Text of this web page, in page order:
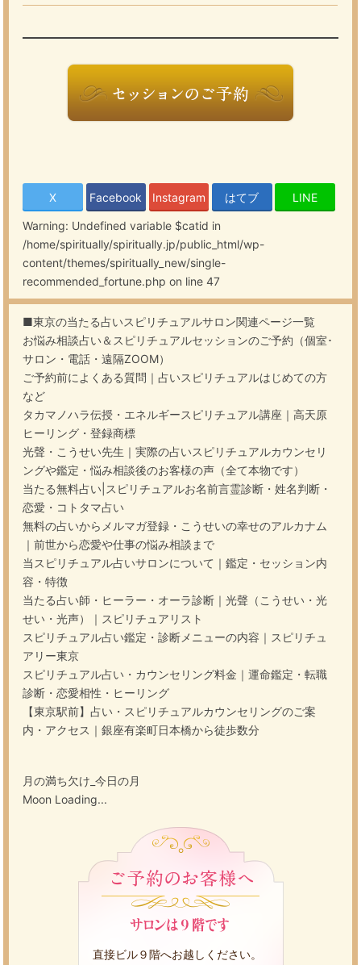
X Facebook Instagram はてブ LINE
Warning: Undefined variable $catid in
/home/spiritually/spiritually.jp/public_html/wp-
content/themes/spiritually_new/single-
recommended_fortune.php on line47
■東京の当たる占いスピリチュアルサロン関連ページ一覧
お悩み相談占い＆スピリチュアルセッションのご予約（個室･
サロン・電話・遠隔ZOOM）
ご予約前によくある質問｜占いスピリチュアルはじめての方
など
タカマノハラ伝授・エネルギースピリチュアル講座｜高天原
ヒーリング・登録商標
光聲・こうせい先生｜実際の占いスピリチュアルカウンセリ
ングや鑑定・悩み相談後のお客様の声（全て本物です）
当たる無料占い|スピリチュアルお名前言霊診断・姓名判断・
恋愛・コトタマ占い
無料の占いからメルマガ登録・こうせいの幸せのアルカナム
｜前世から恋愛や仕事の悩み相談まで
当スピリチュアル占いサロンについて｜鑑定・セッション内
容・特徴
当たる占い師・ヒーラー・オーラ診断｜光聲（こうせい・光
せい・光声）｜スピリチュアリスト
スピリチュアル占い鑑定・診断メニューの内容｜スピリチュ
アリー東京
スピリチュアル占い・カウンセリング料金｜運命鑑定・転職
診断・恋愛相性・ヒーリング
【東京駅前】占い・スピリチュアルカウンセリングのご案
内・アクセス｜銀座有楽町日本橋から徒歩数分
月の満ち欠け_今日の月
Moon Loading...
直接ビル９階へお越しください。